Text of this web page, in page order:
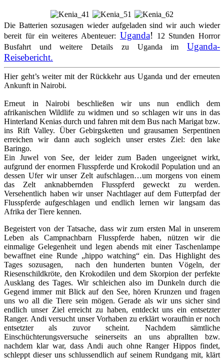
Die Batterien sozusagen wieder aufgeladen sind wir auch wieder
bereit für ein weiteres Abenteuer: Uganda! 12 Stunden Horror
Busfahrt und weitere Details zu Uganda im Uganda-
Reisebericht.
Hier geht’s weiter mit der Rückkehr aus Uganda und der erneuten
Ankunft in Nairobi.
Erneut in Nairobi beschließen wir uns nun endlich dem
afrikanischen Wildlife zu widmen und so schlagen wir uns in das
Hinterland Kenias durch und fahren mit dem Bus nach Marigat bzw.
ins Rift Valley. Über Gebirgsketten und grausamen Serpentinen
erreichen wir dann auch sogleich unser erstes Ziel: den lake
Baringo.
Ein Juwel von See, der leider zum Baden ungeeignet wirkt,
aufgrund der enormen Flusspferde und Krokodil Population und an
dessen Ufer wir unser Zelt aufschlagen…um morgens von einem
das Zelt anknabbernden Flusspferd geweckt zu werden.
Versehentlich haben wir unser Nachtlager auf dem Futterpfad der
Flusspferde aufgeschlagen und endlich lernen wir langsam das
Afrika der Tiere kennen.
Begeistert von der Tatsache, dass wir zum ersten Mal in unserem
Leben als Campnachbarn Flusspferde haben, nützen wir die
einmalige Gelegenheit und legen abends mit einer Taschenlampe
bewaffnet eine Runde „hippo watching“ ein. Das Highlight des
Tages sozusagen, nach den hunderten bunten Vögeln, der
Riesenschildkröte, den Krokodilen und dem Skorpion der perfekte
Ausklang des Tages. Wir schleichen also im Dunkeln durch die
Gegend immer mit Blick auf den See, hören Krunzen und fragen
uns wo all die Tiere sein mögen. Gerade als wir uns sicher sind
endlich unser Ziel erreicht zu haben, entdeckt uns ein entsetzter
Ranger. Andi versucht unser Vorhaben zu erklärt woraufhin er noch
entsetzter als zuvor scheint. Nachdem sämtliche
Einschüchterungsversuche seinerseits an uns abprallten bzw.
nachdem klar war, dass Andi auch ohne Ranger Hippos findet,
schleppt dieser uns schlussendlich auf seinem Rundgang mit, klärt